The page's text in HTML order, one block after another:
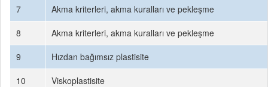
7
Akma kriterleri, akma kuralları ve pekleşme
8
Akma kriterleri, akma kuralları ve pekleşme
9
Hızdan bağımsız plastisite
10
Viskoplastisite